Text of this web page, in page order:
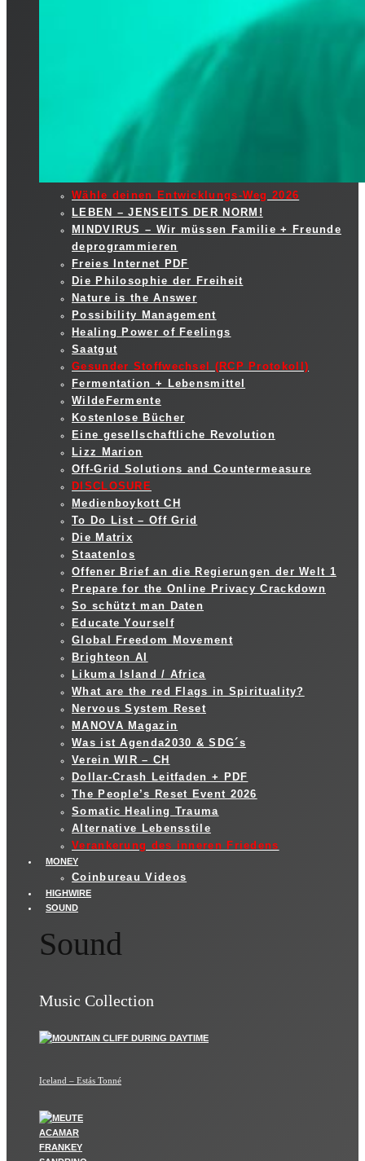
Wähle deinen Entwicklungs-Weg 2026
LEBEN – JENSEITS DER NORM!
MINDVIRUS – Wir müssen Familie + Freunde
deprogrammieren
Freies Internet PDF
Die Philosophie der Freiheit
Nature is the Answer
Possibility Management
Healing Power of Feelings
Saatgut
Gesunder Stoffwechsel (RCP Protokoll)
Fermentation + Lebensmittel
WildeFermente
Kostenlose Bücher
Eine gesellschaftliche Revolution
Lizz Marion
Off-Grid Solutions and Countermeasure
DISCLOSURE
Medienboykott CH
To Do List – Off Grid
Die Matrix
Staatenlos
Offener Brief an die Regierungen der Welt 1
Prepare for the Online Privacy Crackdown
So schützt man Daten
Educate Yourself
Global Freedom Movement
Brighteon AI
Likuma Island / Africa
What are the red Flags in Spirituality?
Nervous System Reset
MANOVA Magazin
Was ist Agenda2030 & SDG´s
Verein WIR – CH
Dollar-Crash Leitfaden + PDF
The People’s Reset Event 2026
Somatic Healing Trauma
Alternative Lebensstile
Verankerung des inneren Friedens
MONEY
Coinbureau Videos
HIGHWIRE
SOUND
Sound
Music Collection
Iceland – Estás Tonné